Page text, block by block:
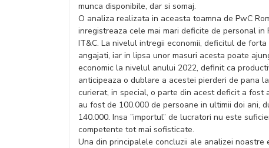
munca disponibile, dar si somaj.
O analiza realizata in aceasta toamna de PwC
inregistreaza cele mai mari deficite de personal
IT&C. La nivelul intregii economii, deficitul de
angajati, iar in lipsa unor masuri acesta poate
economic la nivelul anului 2022, definit ca
anticipeaza o dublare a acestei pierderi de pana
curierat, in special, o parte din acest deficit a fost
au fost de 100.000 de persoane in ultimii doi ani,
140.000. Insa ”importul” de lucratori nu este
competente tot mai sofisticate.
Una din principalele concluzii ale analizei